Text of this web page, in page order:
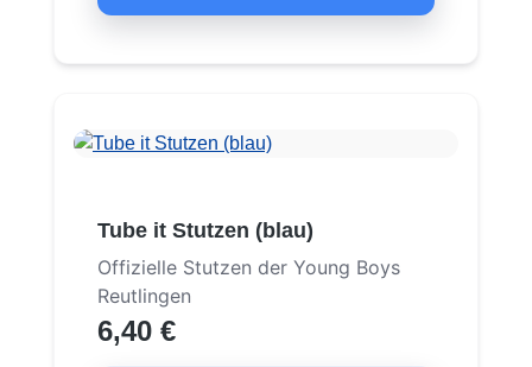
Tube it Stutzen (blau)
Offizielle Stutzen der Young Boys
Reutlingen
6,40 €